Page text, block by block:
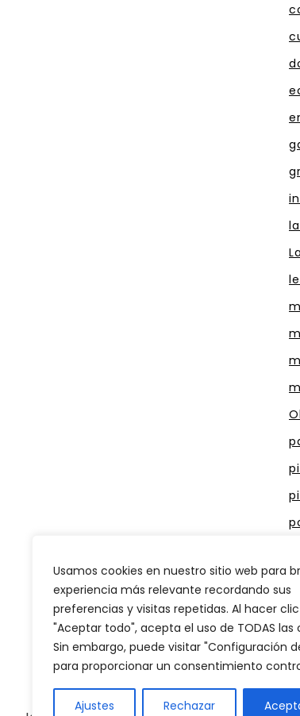
Usamos cookies en nuestro sitio web para
experiencia más relevante recordando sus
preferencias y visitas repetidas. Al hacer
"Aceptar todo", acepta el uso de TODAS las
Sin embargo, puede visitar "Configuración
para proporcionar un consentimiento
Ajustes Rechazar